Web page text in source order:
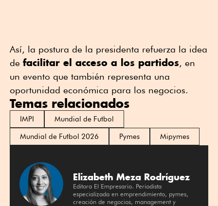
Así, la postura de la presidenta refuerza la idea
de facilitar el acceso a los partidos, en
un evento que también representa una
oportunidad económica para los negocios.
Temas relacionados
IMPI
Mundial de Futbol
Mundial de Futbol 2026
Pymes Mipymes
Elizabeth Meza Rodríguez
Editora El Empresario. Periodista
especializada en emprendimiento, pymes,
creación de negocios, management y